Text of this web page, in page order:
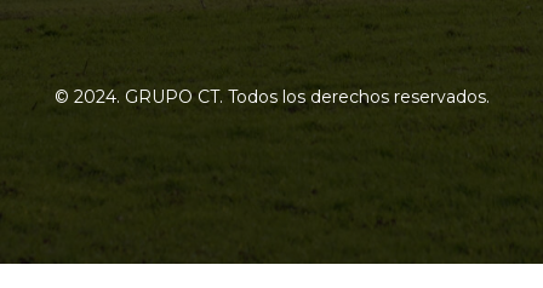
© 2024. GRUPO CT. Todos los derechos reservados.